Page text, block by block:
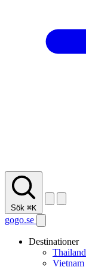
Sök ⌘K
gogo.se
Destinationer
Thailand
Vietnam